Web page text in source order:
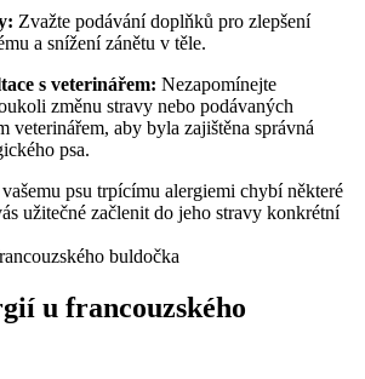
Zvažte podávání doplňků pro zlepšení
a snížení zánětu v těle.
s veterinářem: Nezapomínejte
změnu stravy nebo podávaných
veterinářem, aby byla zajištěna správná
psa.
psu trpícímu alergiemi chybí některé
užitečné začlenit do jeho stravy konkrétní
u francouzského